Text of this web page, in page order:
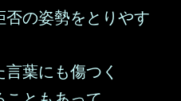
否の姿勢をとりやす
葉にも傷つく